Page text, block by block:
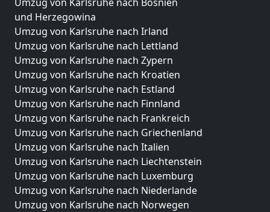
und Herzegowina
Umzug von Karlsruhe nach Irland
Umzug von Karlsruhe nach Lettland
Umzug von Karlsruhe nach Zypern
Umzug von Karlsruhe nach Kroatien
Umzug von Karlsruhe nach Estland
Umzug von Karlsruhe nach Finnland
Umzug von Karlsruhe nach Frankreich
Umzug von Karlsruhe nach Griechenland
Umzug von Karlsruhe nach Italien
Umzug von Karlsruhe nach Liechtenstein
Umzug von Karlsruhe nach Luxemburg
Umzug von Karlsruhe nach Niederlande
Umzug von Karlsruhe nach Norwegen